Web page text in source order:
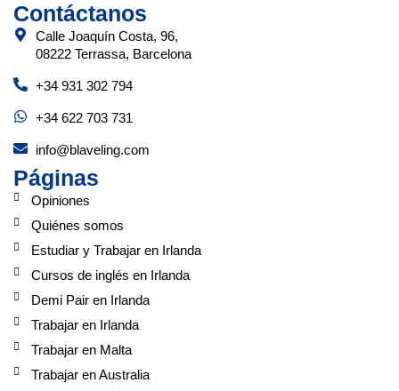
Contáctanos
Calle Joaquín Costa, 96,
08222 Terrassa, Barcelona
+34 931 302 794
+34 622 703 731
info@blaveling.com
Páginas
Opiniones
Quiénes somos
Estudiar y Trabajar en Irlanda
Cursos de inglés en Irlanda
Demi Pair en Irlanda
Trabajar en Irlanda
Trabajar en Malta
Trabajar en Australia